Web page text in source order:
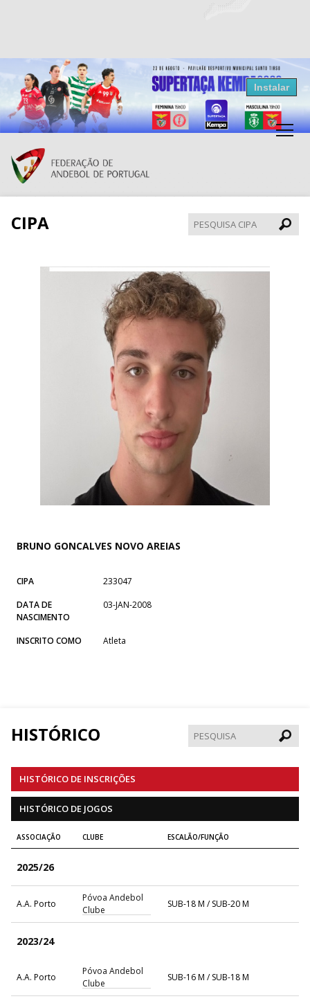
Resultados Andebol
Federação de Andebol de Portugal
Grátis - Disponivel na Play Store
Instalar
CIPA
CIPA
BRUNO GONCALVES NOVO AREIAS
CIPA
233047
DATA DE
NASCIMENTO
03-JAN-2008
INSCRITO COMO Atleta
HISTÓRICO
HISTÓRICO DE INSCRIÇÕES
HISTÓRICO DE JOGOS
ASSOCIAÇÃO CLUBE ESCALÃO/FUNÇÃO
2025/26
A.A. Porto
Póvoa Andebol
Clube
SUB-18 M / SUB-20 M
2023/24
A.A. Porto
Póvoa Andebol
Clube
SUB-16 M / SUB-18 M